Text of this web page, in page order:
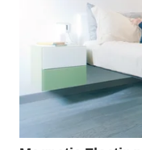
NIAS
WN